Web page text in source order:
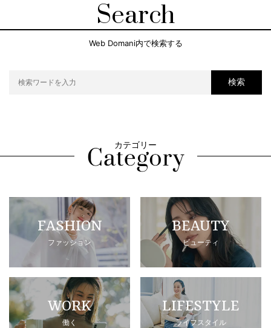
Search
Web Domani内で検索する
検索
カテゴリー
FASHION
ファッション
BEAUTY
ビューティ
WORK
働く
LIFESTYLE
ライフスタイル